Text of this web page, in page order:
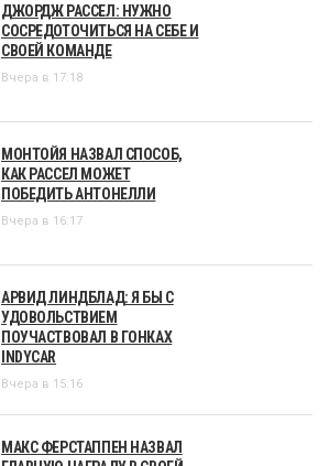
ДЖОРДЖ РАССЕЛ: НУЖНО
СОСРЕДОТОЧИТЬСЯ НА СЕБЕ И
СВОЕЙ КОМАНДЕ
Вчера в 17:18
МОНТОЙЯ НАЗВАЛ СПОСОБ,
КАК РАССЕЛ МОЖЕТ
ПОБЕДИТЬ АНТОНЕЛЛИ
Вчера в 16:17
АРВИД ЛИНДБЛАД: Я БЫ С
УДОВОЛЬСТВИЕМ
ПОУЧАСТВОВАЛ В ГОНКАХ
INDYCAR
Вчера в 15:16
МАКС ФЕРСТАППЕН НАЗВАЛ